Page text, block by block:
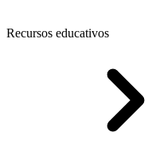
Recursos educativos